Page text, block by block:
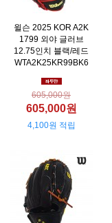
윌슨 2025 KOR A2K
1799 외야 글러브
12.75인치 블랙/레드
WTA2K25KR99BK6
605,000원
605,000원
4,100원 적립